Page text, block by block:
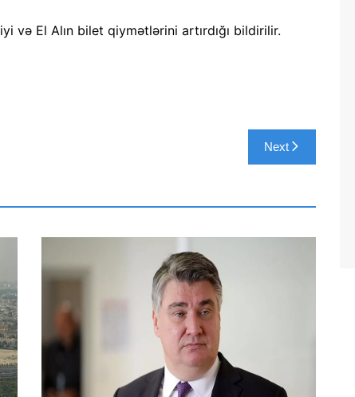
və El Alın bilet qiymətlərini artırdığı bildirilir.
Next